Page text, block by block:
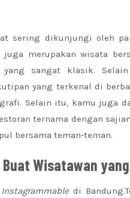
sering dikunjungi oleh
merupakan wisata
yang sangat klasik.
yang terkenal di
Selain itu, kamu juga
ternama dengan
bersama teman-teman.
Wisatawan
Instagrammable di